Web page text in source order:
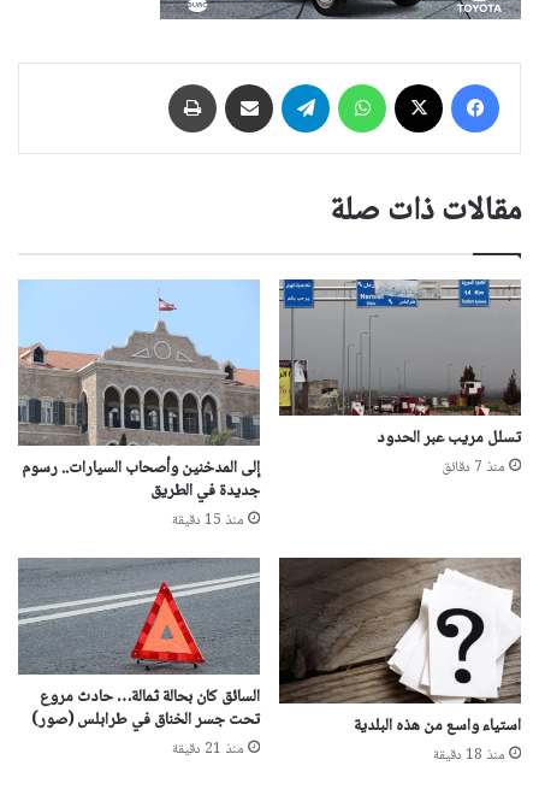
فيسبوك واتساب تيلقرام مشاركة عبر البريد
مقالات ذات صلة
تسلل مريب عبر الحدود
منذ 7 دقائق إلى المدخنين وأصحاب السيارات.. رسوم
جديدة في الطريق
منذ 15 دقيقة
استياء واسع من هذه البلدية
منذ 18 دقيقة
السائق كان بحالة ثمالة… حادث مروع
تحت جسر الخناق في طرابلس (صور)
منذ 21 دقيقة